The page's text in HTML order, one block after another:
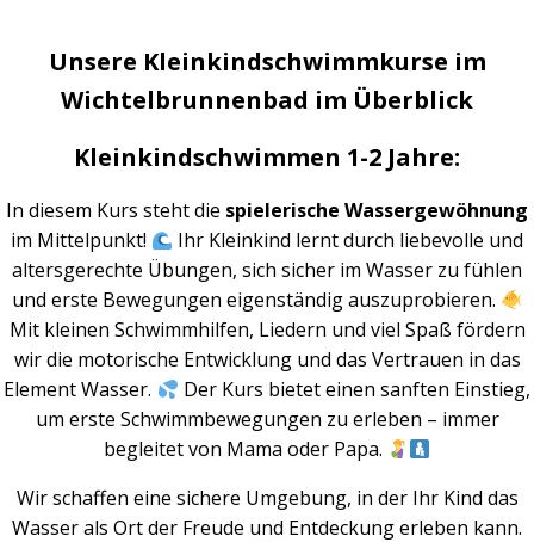
Unsere Kleinkindschwimmkurse im
Wichtelbrunnenbad im Überblick
Kleinkindschwimmen 1-2 Jahre:
In diesem Kurs steht die spielerische Wassergewöhnung
im Mittelpunkt!
Ihr Kleinkind lernt durch liebevolle und
altersgerechte Übungen, sich sicher im Wasser zu fühlen
und erste Bewegungen eigenständig auszuprobieren.
Mit kleinen Schwimmhilfen, Liedern und viel Spaß fördern
wir die motorische Entwicklung und das Vertrauen in das
Element Wasser.
Der Kurs bietet einen sanften Einstieg,
um erste Schwimmbewegungen zu erleben – immer
begleitet von Mama oder Papa.
Wir schaffen eine sichere Umgebung, in der Ihr Kind das
Wasser als Ort der Freude und Entdeckung erleben kann.